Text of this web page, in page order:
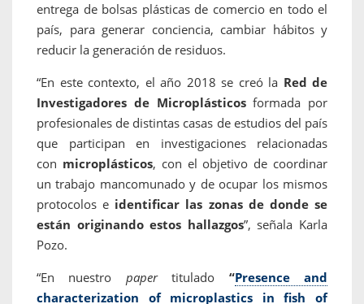
entrega de bolsas plásticas de comercio en todo el
país, para generar conciencia, cambiar hábitos y
reducir la generación de residuos.
“En este contexto, el año 2018 se creó la Red de
Investigadores de Microplásticosformada por
profesionales de distintas casas de estudios del país
que participan en investigaciones relacionadas
con microplásticos, con el objetivo de coordinar
un trabajo mancomunado y de ocupar los mismos
protocolos e identificar las zonas de donde se
están originando estos hallazgos”, señala Karla
Pozo.
“En nuestro papertitulado “Presence and
characterization of microplastics in fish of